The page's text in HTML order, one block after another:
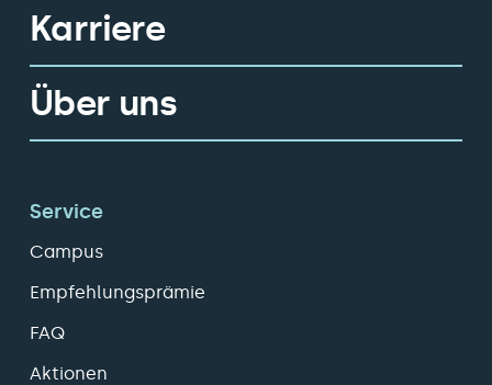
Karriere
Über uns
Service
Campus
Empfehlungsprämie
FAQ
Aktionen